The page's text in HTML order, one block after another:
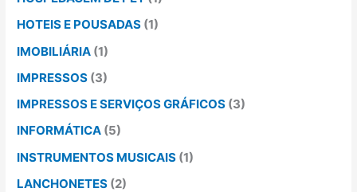
HOTEIS E POUSADAS (1)
IMOBILIÁRIA (1)
IMPRESSOS (3)
IMPRESSOS E SERVIÇOS GRÁFICOS (3)
INFORMÁTICA (5)
INSTRUMENTOS MUSICAIS (1)
LANCHONETES (2)